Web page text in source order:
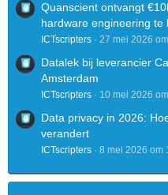
Quanscient ontvangt
hardware engineering te
ICTscripters 27 mei 2026
Datalek bij leverancier
Amsterdam
ICTscripters 10 mei 2026
Data privacy in 2026:
verandert
ICTscripters 8 mei 2026 om